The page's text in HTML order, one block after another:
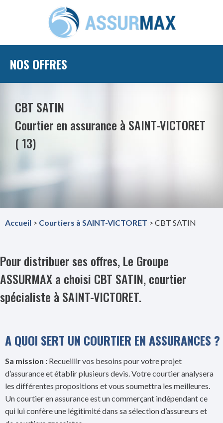
NOS OFFRES
CBT SATIN
Courtier en assurance à SAINT-VICTORET
( 13)
Accueil > Courtiers à SAINT-VICTORET > CBT SATIN
Pour distribuer ses offres, Le Groupe
ASSURMAX a choisi CBT SATIN, courtier
spécialiste à SAINT-VICTORET.
A QUOI SERT UN COURTIER EN ASSURANCES ?
Sa mission : Recueillir vos besoins pour votre projet
d’assurance et établir plusieurs devis. Votre courtier analysera
les différentes propositions et vous soumettra les meilleures.
Un courtier en assurance est un commerçant indépendant ce
qui lui confère une légitimité dans sa sélection d’assureurs et